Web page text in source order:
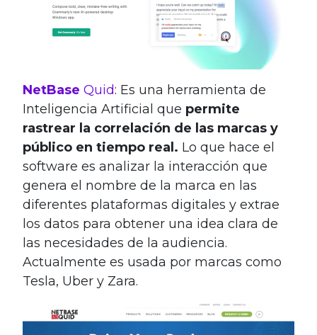
NetBase Quid: Es una herramienta de
Inteligencia Artificial que permite
rastrear la correlación de las marcas y
público en tiempo real. Lo que hace el
software es analizar la interacción que
genera el nombre de la marca en las
diferentes plataformas digitales y extrae
los datos para obtener una idea clara de
las necesidades de la audiencia.
Actualmente es usada por marcas como
Tesla, Uber y Zara.